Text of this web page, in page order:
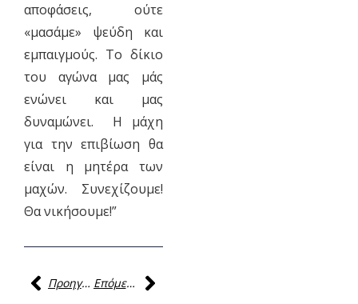
αποφάσεις, ούτε
«μασάμε» ψεύδη και
εμπαιγμούς. Το δίκιο
του αγώνα μας μάς
ενώνει και μας
δυναμώνει. Η μάχη
για την επιβίωση θα
είναι η μητέρα των
μαχών. Συνεχίζουμε!
Θα νικήσουμε!”
Προηγούμενη
Επόμενη